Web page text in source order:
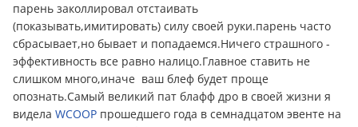
парень заколлировал отстаивать
(показывать,имитировать) силу своей руки.парень часто
сбрасывает,но бывает и попадаемся.Ничего страшного -
эффективность все равно налицо.Главное ставить не
слишком много,иначе ваш блеф будет проще
опознать.Самый великий пат блафф дро в своей жизни я
видела WCOOP прошедшего года в семнадцатом эвенте на